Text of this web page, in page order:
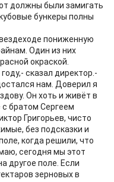
должны были замигать
бункеры полны
пониженную
Один из них
окраской.
сказал директор.-
нам. Доверил я
Он хоть и живёт в
с братом Сергеем
Григорьев, чисто
без подсказки и
когда решили, что
сегодня мы этот
другое поле. Если
зерновых в